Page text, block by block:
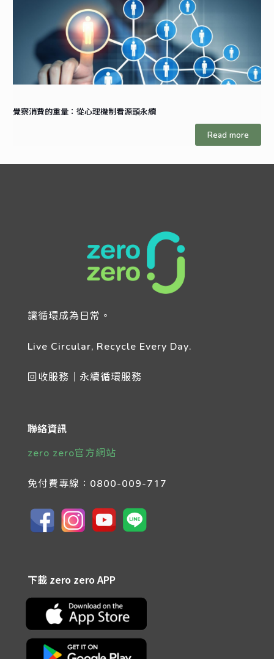
覺察消費的重量：從心理機制看源頭永續
Read more
讓循環成為日常。
Live Circular, Recycle Every Day.
回收服務｜永續循環服務
聯絡資訊
zero zero官方網站
免付費專線： 0800-009-717
下載 zero zero APP